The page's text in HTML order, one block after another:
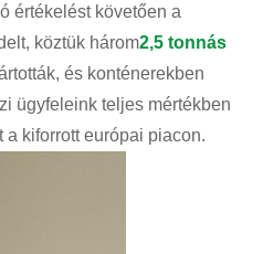
értékelést követően a
köztük három2,5 tonnás
és konténerekben
ügyfeleink teljes mértékben
kiforrott európai piacon.